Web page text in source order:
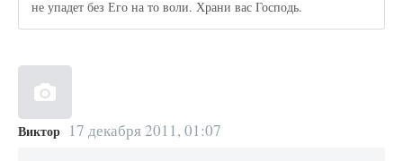
не упадет без Его на то воли. Храни вас Господь.
Виктор 17 декабря 2011, 01:07